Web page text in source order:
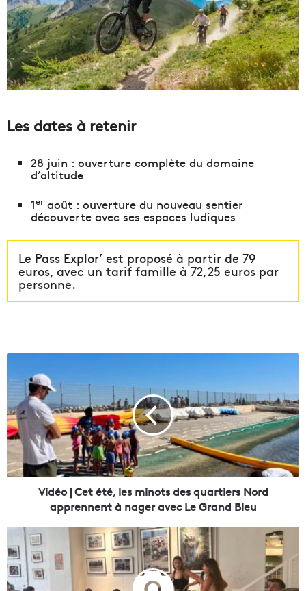
Les dates à retenir
28 juin : ouverture complète du domaine
d’altitude
1er août : ouverture du nouveau sentier
découverte avec ses espaces ludiques
Le Pass Explor’ est proposé à partir de 79
euros, avec un tarif famille à 72,25 euros par
personne.
d
é
o
|
C
e
t
l
e
s
Vidéo | Cet été, les minots des quartiers Nord
apprennent à nager avec Le Grand Bleu
g
r
i